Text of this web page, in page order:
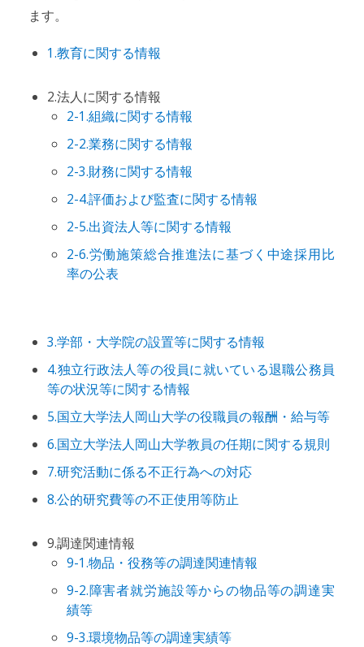
ます。
1.教育に関する情報
2.法人に関する情報
2-1.組織に関する情報
2-2.業務に関する情報
2-3.財務に関する情報
2-4.評価および監査に関する情報
2-5.出資法人等に関する情報
2-6.労働施策総合推進法に基づく中途採用比
率の公表
3.学部・大学院の設置等に関する情報
4.独立行政法人等の役員に就いている退職公務員
等の状況等に関する情報
5.国立大学法人岡山大学の役職員の報酬・給与等
6.国立大学法人岡山大学教員の任期に関する規則
7.研究活動に係る不正行為への対応
8.公的研究費等の不正使用等防止
9.調達関連情報
9-1.物品・役務等の調達関連情報
9-2.障害者就労施設等からの物品等の調達実
績等
9-3.環境物品等の調達実績等